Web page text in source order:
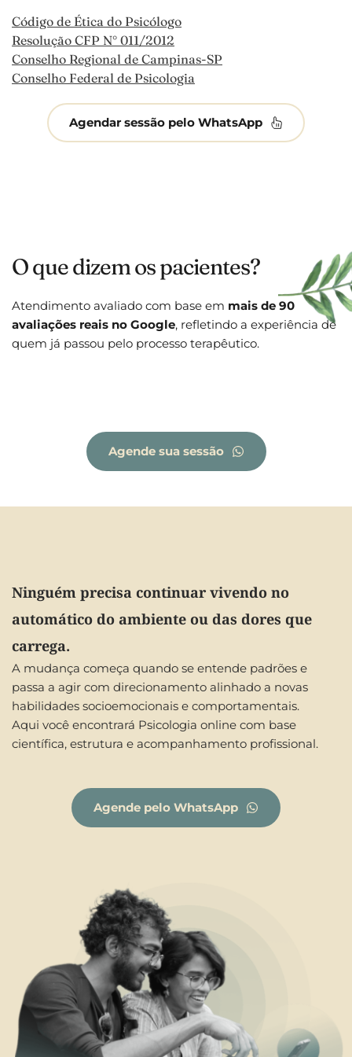
Código de Ética do Psicólogo
Resolução CFP N° 011/2012
Conselho Regional de Campinas-SP
Conselho Federal de Psicologia
Agendar sessão pelo WhatsApp
O que dizem os pacientes?
Atendimento avaliado com base em mais de 90
avaliações reais no Google, refletindo a experiência de
quem já passou pelo processo terapêutico.
Agende sua sessão
Ninguém precisa continuar vivendo no
automático do ambiente ou das dores que
carrega.
A mudança começa quando se entende padrões e
passa a agir com direcionamento alinhado a novas
habilidades socioemocionais e comportamentais.
Aqui você encontrará Psicologia online com base
científica, estrutura e acompanhamento profissional.
Agende pelo WhatsApp